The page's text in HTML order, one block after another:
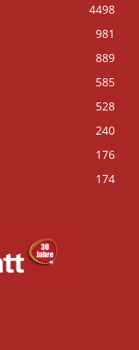
4498
981
889
585
528
240
176
174